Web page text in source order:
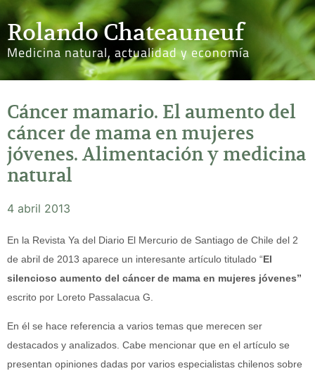
Rolando Chateauneuf
Medicina natural, actualidad y economía
Cáncer mamario. El aumento del
cáncer de mama en mujeres
jóvenes. Alimentación y medicina
natural
4 abril 2013
En la Revista Ya del Diario El Mercurio de Santiago de Chile del 2
de abril de 2013 aparece un interesante artículo titulado “El
silencioso aumento del cáncer de mama en mujeres jóvenes”
escrito por Loreto Passalacua G.
En él se hace referencia a varios temas que merecen ser
destacados y analizados. Cabe mencionar que en el artículo se
presentan opiniones dadas por varios especialistas chilenos sobre